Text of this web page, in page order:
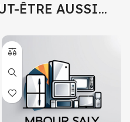
ÊTRE AUSSI…